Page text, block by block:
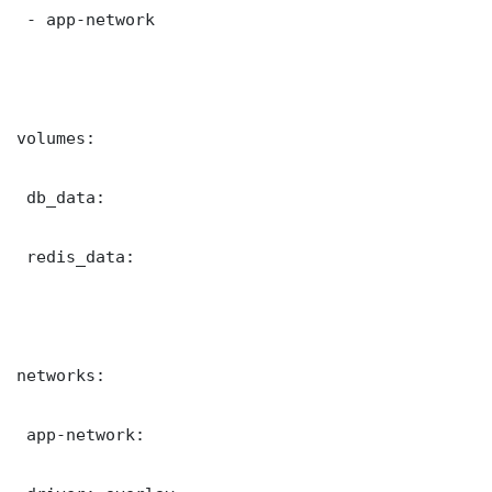
- app-network
volumes:
db_data:
redis_data:
networks:
app-network: